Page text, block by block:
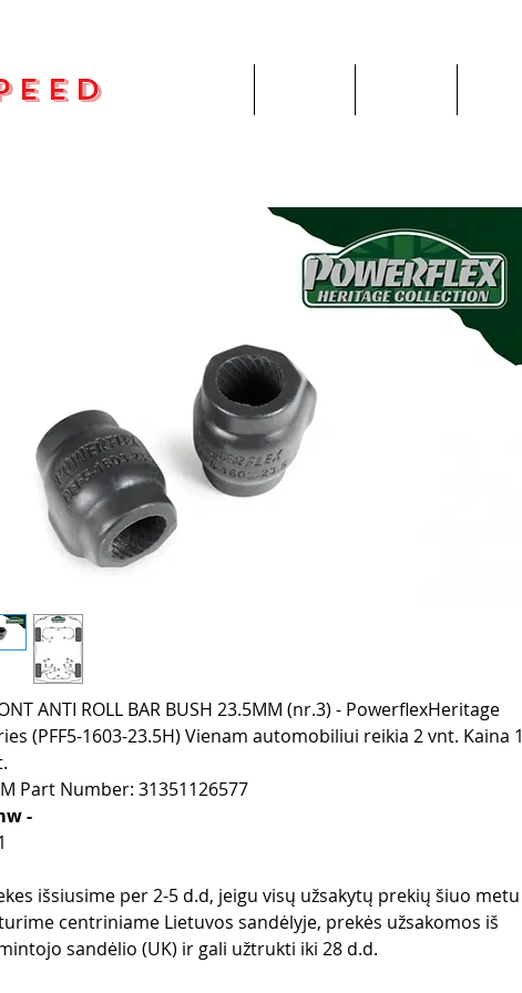
ANTI ROLL BAR BUSH 23.5MM (nr.3) - PowerflexHeritage
(PFF5-1603-23.5H) Vienam automobiliui reikia 2 vnt. Kaina 1
Part Number: 31351126577
-
išsiusime per 2-5 d.d, jeigu visų užsakytų prekių šiuo metu
centriniame Lietuvos sandėlyje, prekės užsakomos iš
sandėlio (UK) ir gali užtrukti iki 28 d.d.